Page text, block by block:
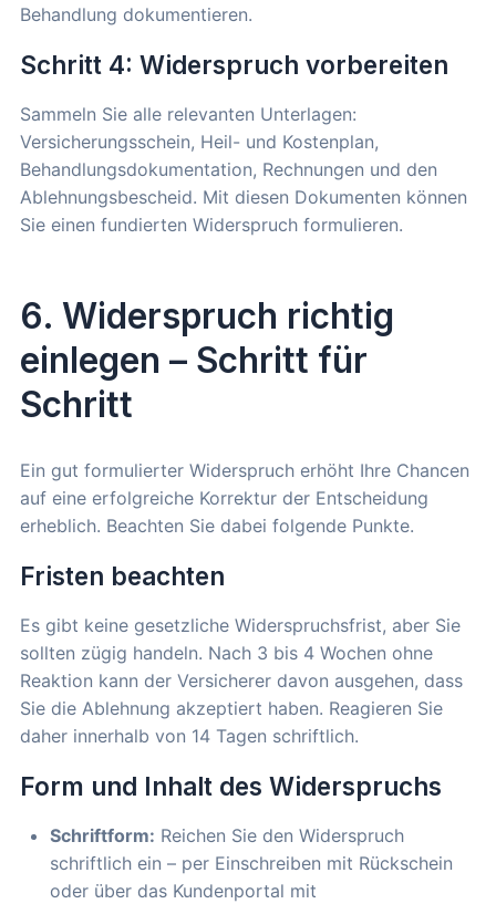
Behandlung dokumentieren.
Schritt 4: Widerspruch vorbereiten
Sammeln Sie alle relevanten Unterlagen:
Versicherungsschein, Heil- und Kostenplan,
Behandlungsdokumentation, Rechnungen und den
Ablehnungsbescheid. Mit diesen Dokumenten können
Sie einen fundierten Widerspruch formulieren.
6. Widerspruch richtig
einlegen – Schritt für
Schritt
Ein gut formulierter Widerspruch erhöht Ihre Chancen
auf eine erfolgreiche Korrektur der Entscheidung
erheblich. Beachten Sie dabei folgende Punkte.
Fristen beachten
Es gibt keine gesetzliche Widerspruchsfrist, aber Sie
sollten zügig handeln. Nach 3 bis 4 Wochen ohne
Reaktion kann der Versicherer davon ausgehen, dass
Sie die Ablehnung akzeptiert haben. Reagieren Sie
daher innerhalb von 14 Tagen schriftlich.
Form und Inhalt des Widerspruchs
Schriftform: Reichen Sie den Widerspruch
schriftlich ein – per Einschreiben mit Rückschein
oder über das Kundenportal mit